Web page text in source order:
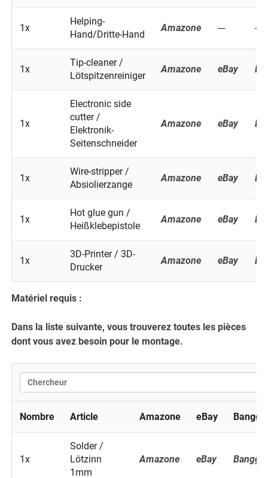
1x
Helping-
Hand/Dritte-Hand
Amazone --- ---
1x
Tip-cleaner /
Lötspitzenreiniger
Amazone eBay
1x
Electronic side
cutter /
Elektronik-
Seitenschneider
Amazone eBay
1x
Wire-stripper /
Absiolierzange
Amazone eBay
1x
Hot glue gun /
Heißklebepistole
Amazone eBay
1x
3D-Printer / 3D-
Drucker
Amazone eBay
Matériel requis :
Dans la liste suivante, vous trouverez toutes les pièces
dont vous avez besoin pour le montage.
Nombre Article Amazone eBay
1x
Solder /
Lötzinn
1mm
Amazone eBay